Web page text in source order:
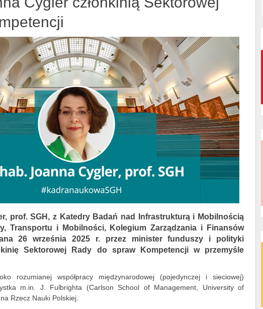
prof. SGH, z Katedry Badań nad Infrastrukturą i Mobilnością
Transportu i Mobilności, Kolegium Zarządzania i Finansów
26 września 2025 r. przez minister funduszy i polityki
Sektorowej Rady do spraw Kompetencji w przemyśle
rozumianej współpracy międzynarodowej (pojedynczej i sieciowej)
m.in. J. Fulbrighta (Carlson School of Management, University of
Rzecz Nauki Polskiej.